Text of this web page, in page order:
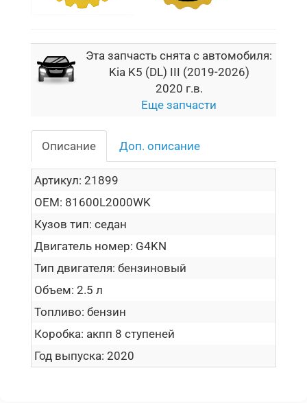
Эта запчасть снята с автомобиля:
Kia K5 (DL) III (2019-2026)
2020 г.в.
Еще запчасти
Описание Доп. описание
Артикул: 21899
OEM: 81600L2000WK
Кузов тип: седан
Двигатель номер: G4KN
Тип двигателя: бензиновый
Объем: 2.5 л
Топливо: бензин
Коробка: акпп 8 ступеней
Год выпуска: 2020